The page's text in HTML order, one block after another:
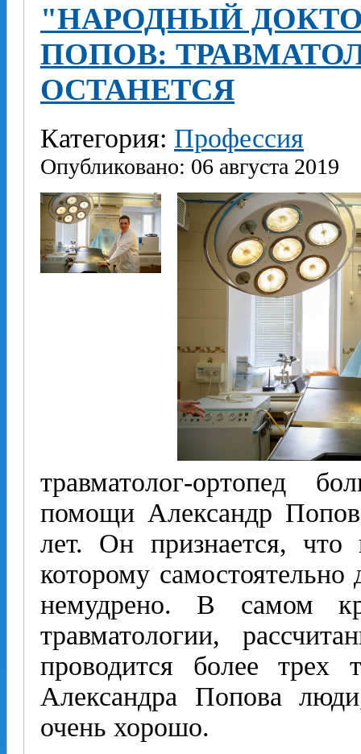
"НАРОДНЫЙ
ПОПОВ:
ОСТАНЕТСЯ
Категория: Профессия
Опубликовано: 06 августа 2019
травматолог-­ортопед
помощи Александр
лет. Он признается, что
которому
немудрено. В самом
травматологии,
проводится более трех
Александра Попова
очень хорошо.